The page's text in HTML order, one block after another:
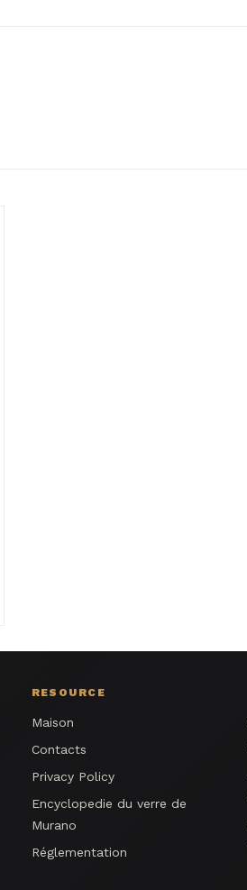
RESOURCE
Maison
Contacts
Privacy Policy
Encyclopedie du verre de
Murano
Réglementation